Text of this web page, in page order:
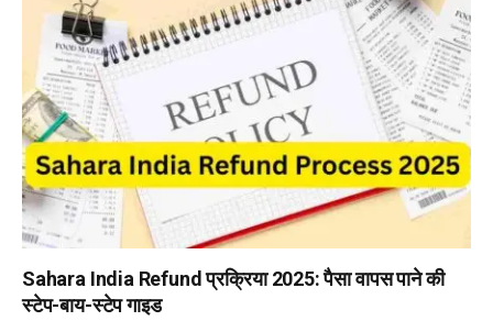
Sahara India Refund प्रक्रिया 2025: पैसा वापस पाने की
स्टेप-बाय-स्टेप गाइड